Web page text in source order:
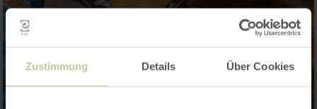
Zustimmung Details Über Cookies